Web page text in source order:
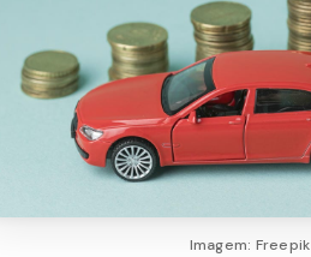
Imagem: Freepik